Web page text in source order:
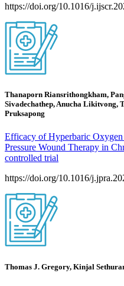
https://doi.org/10.1016/
Thanaporn Riansrithongkham,
Sivadechathep, Anucha Likitvong,
Pruksapong
Efficacy of Hyperbaric
Pressure Wound Therapy in
controlled trial
https://doi.org/10.1016/
Thomas J. Gregory, Kinjal